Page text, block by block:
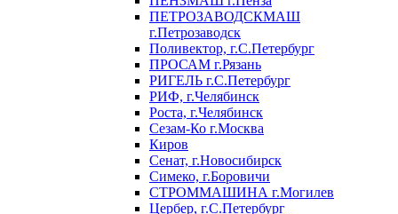
ПЕТРОЗАВОДСКМАШ
г.Петрозаводск
Поливектор, г.С.Петербург
ПРОСАМ г.Рязань
РИГЕЛЬ г.С.Петербург
РИФ, г.Челябинск
Роста, г.Челябинск
Сезам-Ко г.Москва
Киров
Сенат, г.Новосибирск
Симеко, г.Боровичи
СТРОММАШИНА г.Могилев
Цербер, г.С.Петербург